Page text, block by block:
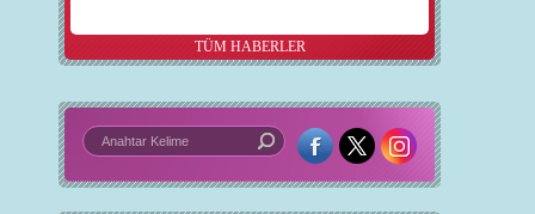
TÜM HABERLER